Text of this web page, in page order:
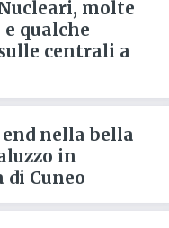
molte
e qualche
centrali a
nella bella
in
Cuneo